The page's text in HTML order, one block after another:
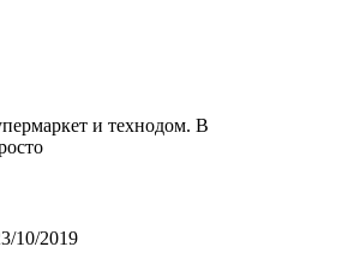
и технодом. В
10/2019